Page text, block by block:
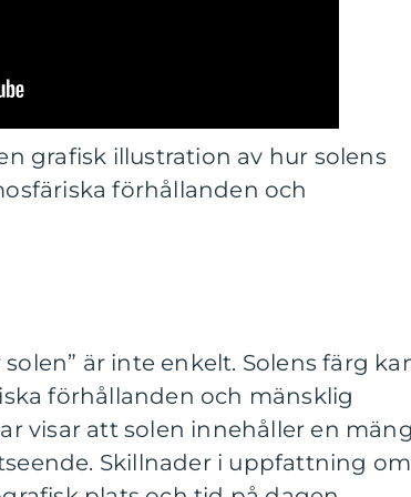
grafisk illustration av hur solens
förhållanden och
är inte enkelt. Solens färg
förhållanden och mänsklig
visar att solen innehåller en
Skillnader i uppfattning om